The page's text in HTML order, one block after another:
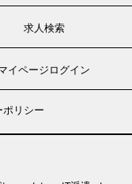
求人検索
イページログイン
ポリシー